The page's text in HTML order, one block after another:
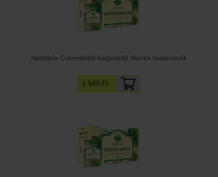
Herbária Cukordiétát kiegészítő filteres teakeverék
1 540 Ft